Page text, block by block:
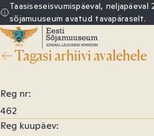
Sisu
juurde
Taasiseseisvumispäeval,
sõjamuuseum avatud tavapäraselt.
EestiTagasi arhiivi avalehele
Reg nr
462
Reg kuupäev